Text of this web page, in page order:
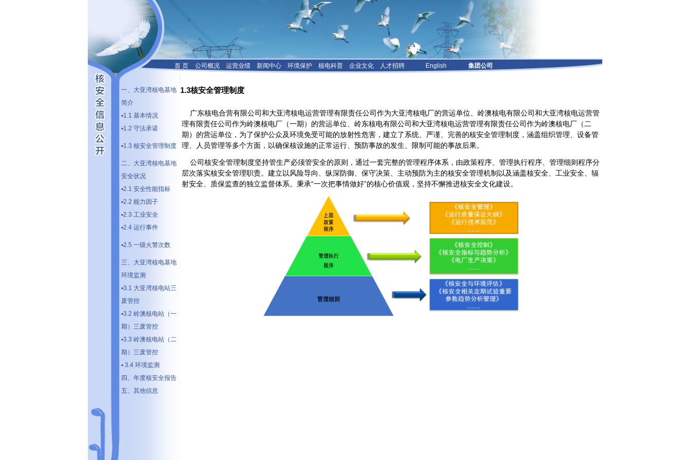
首 页 公司概况 运营业绩 新闻中心 环境保护 核电科普 企业文化 人才招聘 English 集团公司
一、大亚湾核电基地
简介
▪1.1 基本情况
▪1.2 守法承诺
▪1.3 核安全管理制度
二、大亚湾核电基地
安全状况
▪2.1 安全性能指标
▪2.2 能力因子
▪2.3 工业安全
▪2.4 运行事件
▪2.5 一级火警次数
三、大亚湾核电基地
环境监测
▪3.1 大亚湾核电站三
废管控
▪3.2 岭澳核电站（一
期）三废管控
▪3.3 岭澳核电站（二
期）三废管控
▪ 3.4 环境监测
四、年度核安全报告
五、其他信息
1.3核安全管理制度
广东核电合营有限公司和大亚湾核电运营管理有限责任公司作为大亚湾核电厂的营运单位、岭澳核电有限公司和大亚湾核电运营管
理有限责任公司作为岭澳核电厂（一期）的营运单位、岭东核电有限公司和大亚湾核电运营管理有限责任公司作为岭澳核电厂（二
期）的营运单位，为了保护公众及环境免受可能的放射性危害，建立了系统、严谨、完善的核安全管理制度，涵盖组织管理、设备管
理、人员管理等多个方面，以确保核设施的正常运行、预防事故的发生、限制可能的事故后果。
公司核安全管理制度坚持管生产必须管安全的原则，通过一套完整的管理程序体系，由政策程序、管理执行程序、管理细则程序分
层次落实核安全管理职责。建立以风险导向、纵深防御、保守决策、主动预防为主的核安全管理机制以及涵盖核安全、工业安全、辐
射安全、质保监查的独立监督体系。秉承“一次把事情做好”的核心价值观，坚持不懈推进核安全文化建设。